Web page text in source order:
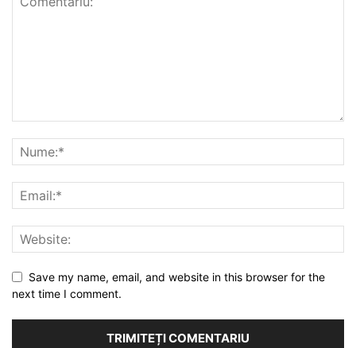
Save my name, email, and website in this browser for the
next time I comment.